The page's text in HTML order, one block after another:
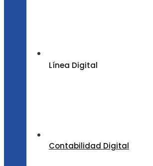
Línea Digital
Contabilidad Digital